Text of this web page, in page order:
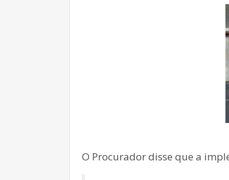
O Procurador disse que a